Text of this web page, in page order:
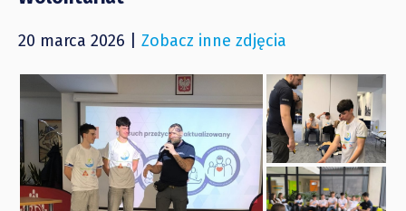
20 marca 2026 | Zobacz inne zdjęcia